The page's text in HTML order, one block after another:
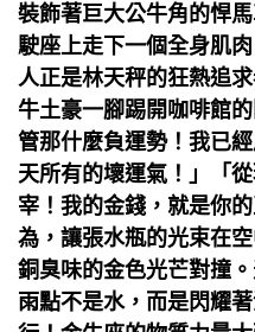
裝飾著巨大公牛角的悍
駛座上走下一個全身肌
人正是林天秤的狂熱追
牛土豪一腳踢開咖啡館
管那什麼負運勢！我已
天所有的壞運氣！」「
宰！我的金錢，就是你
為，讓張水瓶的光束在
銅臭味的金色光芒對撞
雨點不是水，而是閃耀